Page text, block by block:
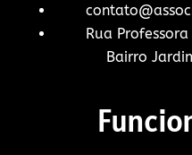
Rua
Bairro